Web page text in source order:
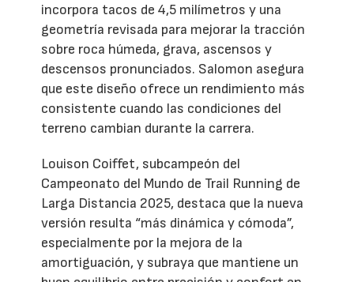
incorpora tacos de 4,5 milímetros y una
geometría revisada para mejorar la tracción
sobre roca húmeda, grava, ascensos y
descensos pronunciados. Salomon asegura
que este diseño ofrece un rendimiento más
consistente cuando las condiciones del
terreno cambian durante la carrera.
Louison Coiffet, subcampeón del
Campeonato del Mundo de Trail Running de
Larga Distancia 2025, destaca que la nueva
versión resulta “más dinámica y cómoda”,
especialmente por la mejora de la
amortiguación, y subraya que mantiene un